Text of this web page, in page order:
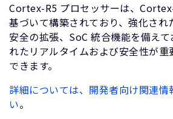
Cortex-R5 プロセッサーは、
基づいて構築されており、強化され
安全の拡張、SoC 統合機能を備え
れたリアルタイムおよび安全性が重
できます。
詳細については、開発者向け関連情
い。